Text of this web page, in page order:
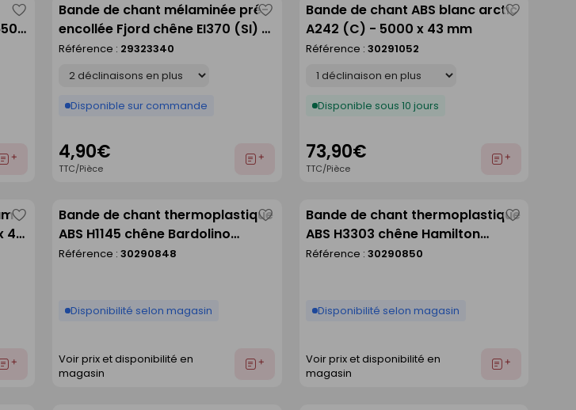
x
Enregistrer
comme
Bande de chant mélaminée pré-
encollée Fjord chêne EI370 (SI) -
650 x 44 mm
Référence : 29323340
Disponible sur commande
4,90€
TTC/Pièce
Ajouter
Enregistrer
comme
Bande de chant ABS blanc arctic
A242 (C) - 5000 x 43 mm
Référence : 30291052
Disponible sous 10 jours
73,90€
TTC/Pièce
Ajouter
43
Enregistrer
comme
Bande de chant thermoplastique
ABS H1145 chêne Bardolino
naturel ST10 - 23X2mm rouleau
Référence : 30290848
Disponibilité selon magasin
Voir prix et disponibilité en
magasin
Ajouter
Enregistrer
comme
Bande de chant thermoplastique
ABS H3303 chêne Hamilton
naturel ST10 - 23X2mm rouleau
Référence : 30290850
Disponibilité selon magasin
Voir prix et disponibilité en
magasin
Ajouter